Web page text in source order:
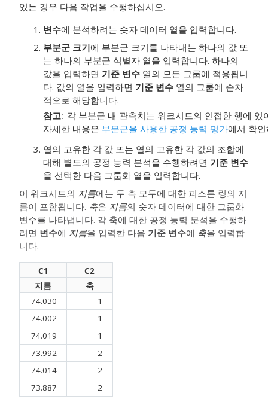
있는 경우 다음 작업을 수행하십시오.
변수에 분석하려는 숫자 데이터 열을 입력합니다.
부분군 크기에 부분군 크기를 나타내는 하나의 값 또
는 하나의 부분군 식별자 열을 입력합니다. 하나의
값을 입력하면 기준 변수 열의 모든 그룹에 적용됩니
다. 값의 열을 입력하면 기준 변수 열의 그룹에 순차
적으로 해당합니다.
참고 각 부분군 내 관측치는 워크시트의 인접한 행에
자세한 내용은 부분군을 사용한 공정 능력 평가에서 확
열의 고유한 각 값 또는 열의 고유한 각 값의 조합에
대해 별도의 공정 능력 분석을 수행하려면 기준 변수
을 선택한 다음 그룹화 열을 입력합니다.
이 워크시트의 지름에는 두 축 모두에 대한 피스톤 링의 지
름이 포함됩니다. 축은 지름의 숫자 데이터에 대한 그룹화
변수를 나타냅니다. 각 축에 대한 공정 능력 분석을 수행하
려면 변수에 지름을 입력한 다음 기준 변수에 축을 입력합
니다.
C1
C2
지름
축
74.030
1
74.002
1
74.019
1
73.992
2
74.014
2
73.887
2